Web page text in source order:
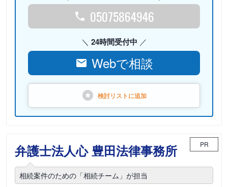
05075864946
24時間受付中
Webで相談
検討リストに追加
弁護士法人心 豊田法律事務所 PR
相続案件のための「相続チーム」が担当